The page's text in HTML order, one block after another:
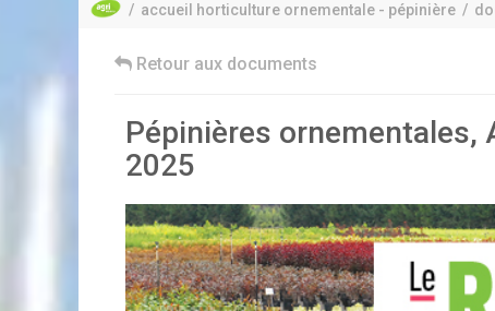
/ accueil horticulture ornementale - pépinière /
Retour aux documents
Pépinières ornementales,
2025